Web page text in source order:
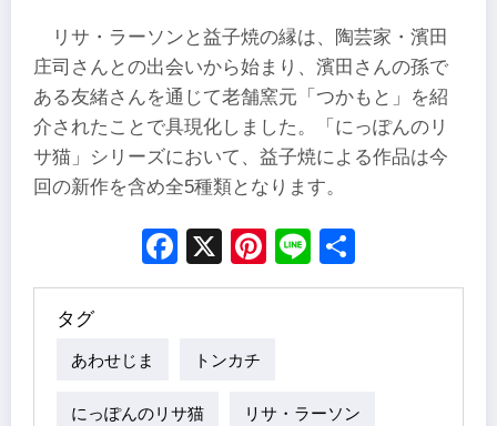
リサ・ラーソンと益子焼の縁は、陶芸家・濱田
庄司さんとの出会いから始まり、濱田さんの孫で
ある友緒さんを通じて老舗窯元「つかもと」を紹
介されたことで具現化しました。「にっぽんのリ
サ猫」シリーズにおいて、益子焼による作品は今
回の新作を含め全5種類となります。
Facebook
X Pinterest
Line
タグ
あわせじま トンカチ
にっぽんのリサ猫 リサ・ラーソン